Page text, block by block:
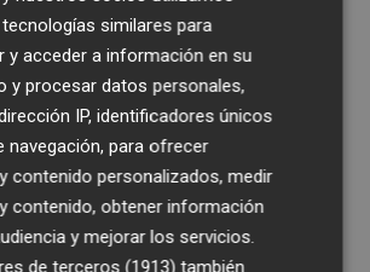
registros del equipo
descenso en los dos
y medio, por lo que si no hay
domingo en Santander el
Ponz podría agotarse en
valenciano reconoció
similares para
y acceder a información en su
y procesar datos personales,
IP, identificadores únicos
navegación, para ofrecer
contenido personalizados, medir
contenido, obtener información
y mejorar los servicios.
de terceros (1913) también